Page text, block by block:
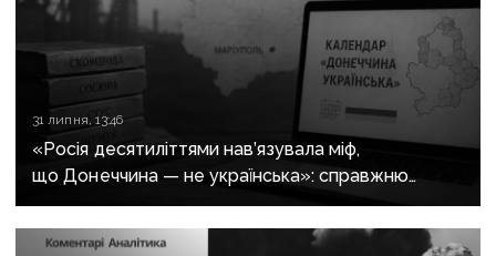
31 липня, 13:46
«Росія десятиліттями нав’язувала міф,
що Донеччина — не українська»: справжню
історію регіону зберуть в унікальному календарі